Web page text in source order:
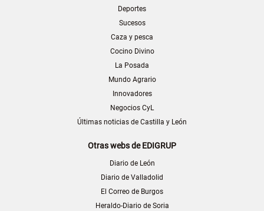
Deportes
Sucesos
Caza y pesca
Cocino Divino
La Posada
Mundo Agrario
Innovadores
Negocios CyL
Últimas noticias de Castilla y León
Otras webs de EDIGRUP
Diario de León
Diario de Valladolid
El Correo de Burgos
Heraldo-Diario de Soria